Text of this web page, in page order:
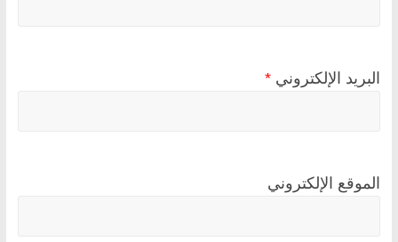
البريد الإلكتروني *
الموقع الإلكتروني